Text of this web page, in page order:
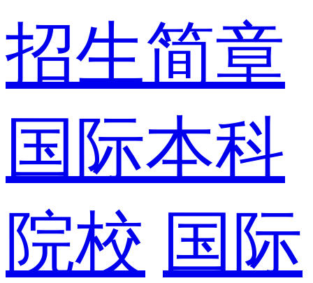
招生简章
国际本科
院校 国际